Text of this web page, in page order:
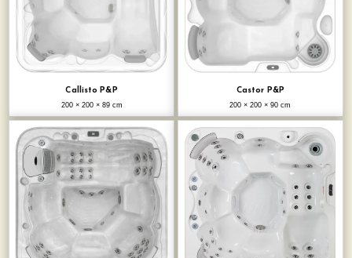
Callisto P&P
200 × 200 × 89 cm
Castor P&P
200 × 200 × 90 cm